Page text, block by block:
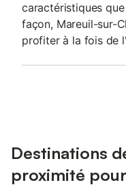
caractéristiques
façon, Mareuil-sur-
profiter à la fois de
Destinations
proximité